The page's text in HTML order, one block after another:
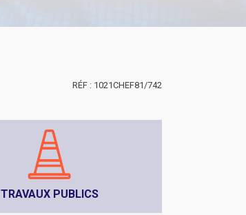
1021CHEF81/742
TRAVAUX PUBLICS